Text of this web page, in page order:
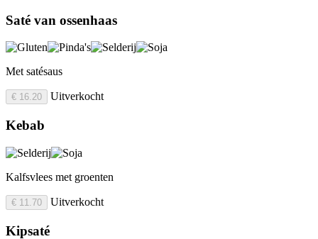
Saté van ossenhaas
Met satésaus
€ 16.20 Uitverkocht
Kebab
Kalfsvlees met groenten
€ 11.70 Uitverkocht
Kipsaté